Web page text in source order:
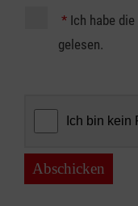
* Ich habe die
gelesen.
Abschicken